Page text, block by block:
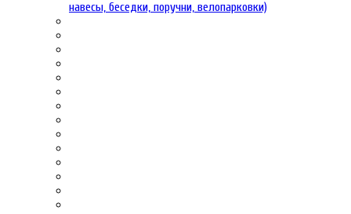
навесы, беседки, поручни, велопарковки)